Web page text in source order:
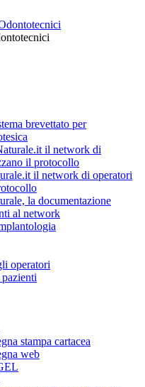
brevettato per
il network di operatori
la documentazione
al network
operatori
stampa cartacea
web